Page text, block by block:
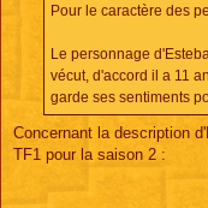
Pour le caractère des
Le personnage
vécut, d'accord il a 11
garde ses sentiments
Concernant la description
TF1 pour la saison 2 :